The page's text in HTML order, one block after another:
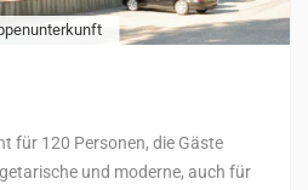
für 120 Personen, die Gäste
und moderne, auch für